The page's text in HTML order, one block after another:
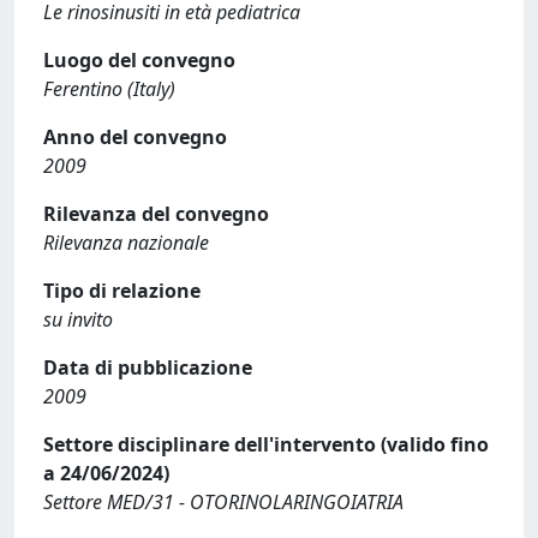
Le rinosinusiti in età pediatrica
Luogo del convegno
Ferentino (Italy)
Anno del convegno
2009
Rilevanza del convegno
Rilevanza nazionale
Tipo di relazione
su invito
Data di pubblicazione
2009
Settore disciplinare dell'intervento (valido fino
a 24/06/2024)
Settore MED/31 - OTORINOLARINGOIATRIA